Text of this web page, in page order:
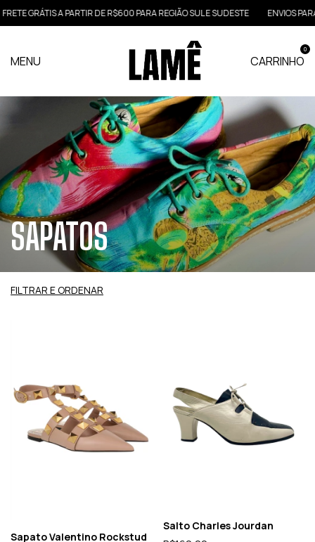
GRÁTIS A PARTIR DE R$600 PARA REGIÃO SUL E SUDESTE ENVIOS PARA
MENU CARRINHO
0
SAPATOS
FILTRAR E ORDENAR
Sapato Valentino Rockstud
Salto Charles Jourdan